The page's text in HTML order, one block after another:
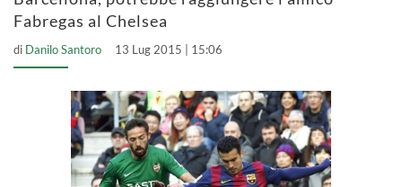
Fabregas al Chelsea
di Danilo Santoro 13 Lug 2015 | 15:06